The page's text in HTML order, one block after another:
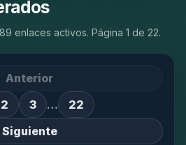
enlaces activos. Página 1 de 22.
Anterior
2 3 …
22
Siguiente